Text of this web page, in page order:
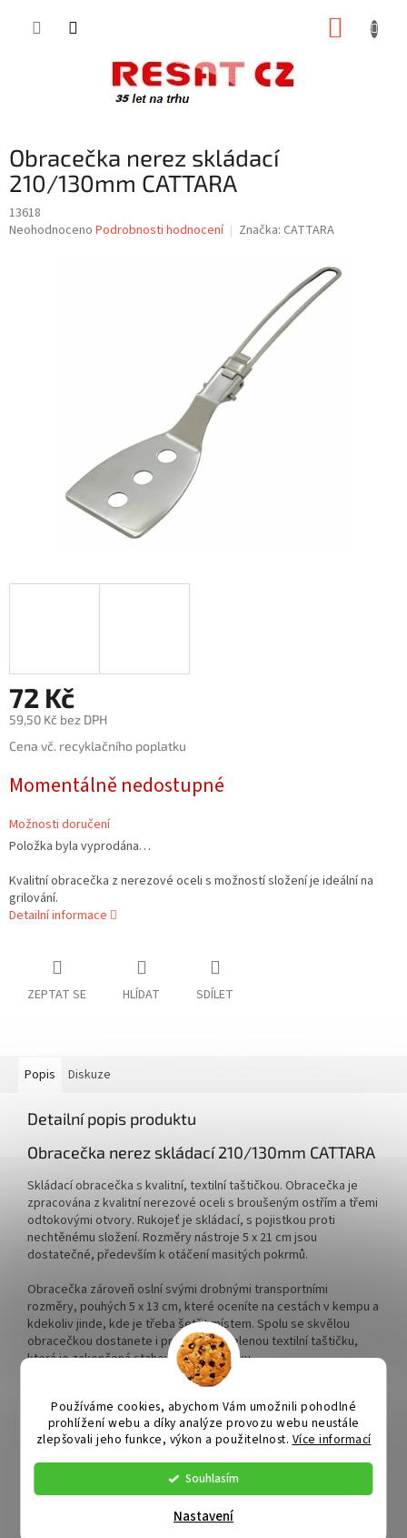
Používáme cookies, abychom Vám umožnili pohodlné
prohlížení webu a díky analýze provozu webu neustále
zlepšovali jeho funkce, výkon a použitelnost. Více informací
Souhlasím
Nastavení
Obracečka nerez skládací
210/130mm CATTARA
13618
Průměrné
Neohodnoceno Podrobnosti hodnocení Značka: CATTARA
72 Kč
59,50 Kč bez DPH
Měrná
Cena vč. recyklačního poplatku
Momentálně nedostupné
Možnosti doručení
Položka byla vyprodána…
Kvalitní obracečka z nerezové oceli s možností složení je ideální na
grilování.
Detailní informace
ZEPTAT SE HLÍDAT SDÍLET
Popis Diskuze
Detailní popis produktu
Obracečka nerez skládací 210/130mm CATTARA
Skládací obracečka s kvalitní, textilní taštičkou. Obracečka je
zpracována z kvalitní nerezové oceli s broušeným ostřím a třemi
odtokovými otvory. Rukojeť je skládací, s pojistkou proti
nechtěnému složení. Rozměry nástroje 5 x 21 cm jsou
dostatečné, především k otáčení masitých pokrmů.
Obracečka zároveň oslní svými drobnými transportními
rozměry, pouhých 5 x 13 cm, které oceníte na cestách v kempu a
kdekoliv jinde, kde je třeba šetřit místem. Spolu se skvělou
obracečkou dostanete i praktickou, zelenou textilní taštičku,
která je zakončená stahováním na šňůrku.
rozměry nástroje 5 x 21 cm
transportní rozměry 5 x 13 cm
materiál nerezová ocel
pouzdro zelené, textilní
váha 42 g
Doplňkové parametry